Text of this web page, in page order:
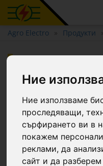
Ние
Ние използваме
проследяващи,
сърфирането ви в
покажем
реклами, да
сайт и да
Agro Electro Продукти
Поилка за
триножник,